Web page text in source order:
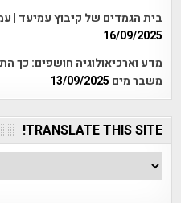
בית הגמדים של קיבוץ עמיעד |
16/09/2025
מדע וארכיאולוגיה חושפים: כך
משבר מים 13/09/2025
TRANSLATE THIS SITE!